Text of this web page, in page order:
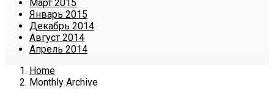
Март 2015
Январь 2015
Декабрь 2014
Август 2014
Апрель 2014
Home
Monthly Archive